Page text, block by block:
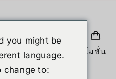
โปรโมชั่น
you might be
language.
change to: